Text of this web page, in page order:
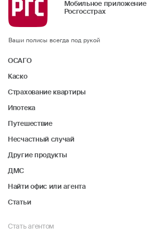
Мобильное приложение
Росгосстрах
Ваши полисы всегда под рукой
ОСАГО
Каско
Страхование квартиры
Ипотека
Путешествие
Несчастный случай
Другие продукты
ДМС
Найти офис или агента
Статьи
Стать агентом